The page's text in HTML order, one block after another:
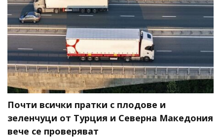
Почти всички пратки с плодове и
зеленчуци от Турция и Северна Македония
вече се проверяват